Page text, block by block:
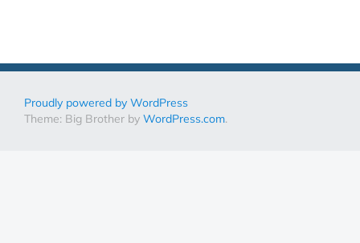
Proudly powered by WordPress
Theme: Big Brother by WordPress.com.